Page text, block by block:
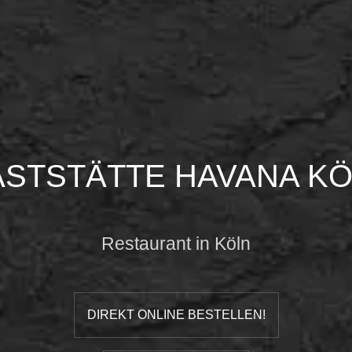
HAVANA
Restaurant in Köln
DIREKT ONLINE BESTELLEN!